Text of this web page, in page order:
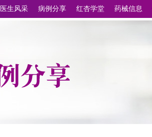
医生风采 病例分享 红杏学堂 药械信息